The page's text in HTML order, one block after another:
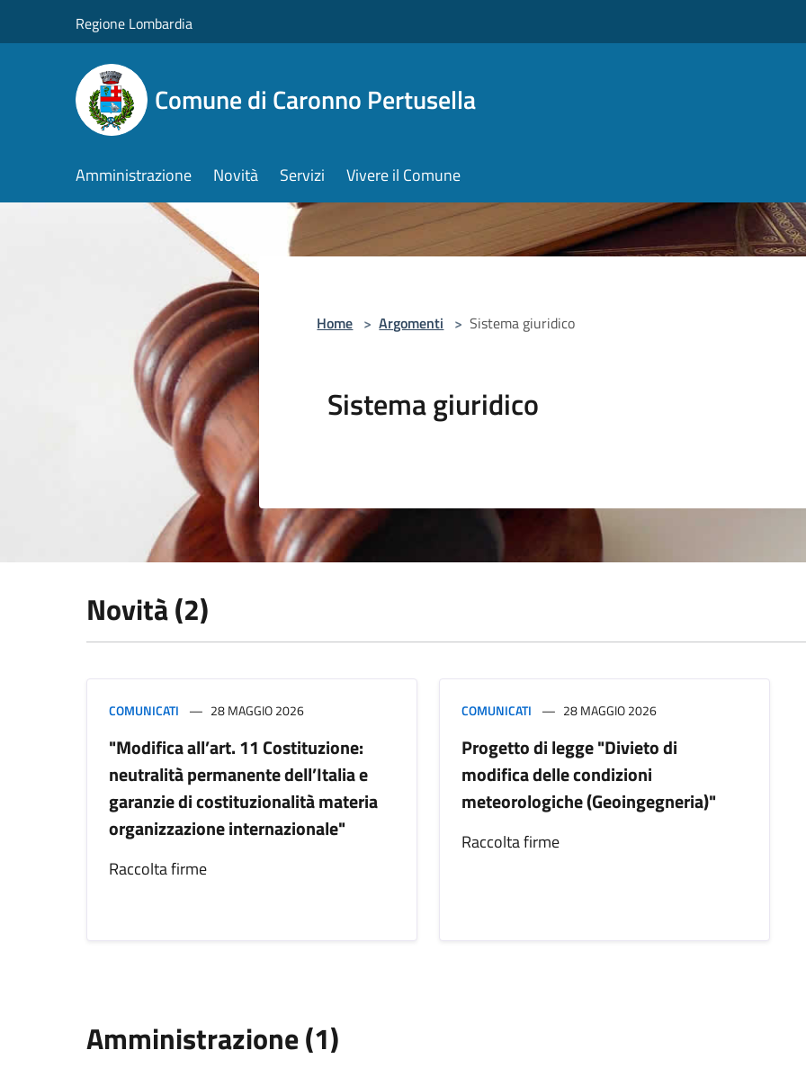
Regione Lombardia
Comune di Caronno Pertusella
Amministrazione Novità Servizi Vivere il Comune
Home > Argomenti > Sistema giuridico
Sistema giuridico
Novità (2)
COMUNICATI 28 MAGGIO 2026
"Modifica all’art. 11 Costituzione:
neutralità permanente dell’Italia e
garanzie di costituzionalità materia
organizzazione internazionale"
Raccolta firme
COMUNICATI 28 MAGGIO 2026
Progetto di legge "Divieto di
modifica delle condizioni
meteorologiche (Geoingegneria)"
Raccolta firme
Amministrazione (1)